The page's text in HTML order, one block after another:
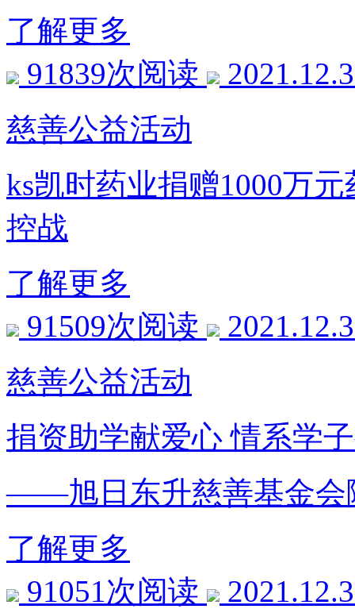
了解更多
91839次阅读
慈善公益活动
ks凯时药业捐赠1000万
控战
了解更多
91509次阅读
慈善公益活动
捐资助学献爱心 情系学
——旭日东升慈善基金会
了解更多
91051次阅读